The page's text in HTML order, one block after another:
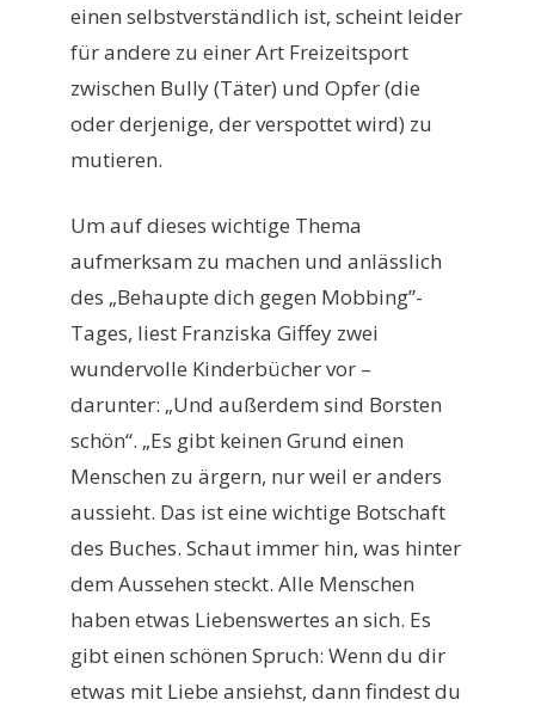
einen selbstverständlich ist, scheint leider
für andere zu einer Art Freizeitsport
zwischen Bully (Täter) und Opfer (die
oder derjenige, der verspottet wird) zu
mutieren.
Um auf dieses wichtige Thema
aufmerksam zu machen und anlässlich
des „Behaupte dich gegen Mobbing”-
Tages, liest Franziska Giffey zwei
wundervolle Kinderbücher vor –
darunter: „Und außerdem sind Borsten
schön“. „Es gibt keinen Grund einen
Menschen zu ärgern, nur weil er anders
aussieht. Das ist eine wichtige Botschaft
des Buches. Schaut immer hin, was hinter
dem Aussehen steckt. Alle Menschen
haben etwas Liebenswertes an sich. Es
gibt einen schönen Spruch: Wenn du dir
etwas mit Liebe ansiehst, dann findest du